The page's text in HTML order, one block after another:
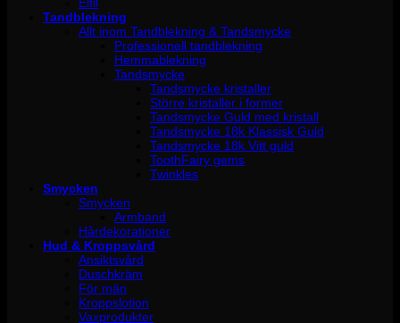
Tandblekning
Allt inom Tandblekning & Tandsmycke
Professionell tandblekning
Hemmablekning
Tandsmycke
Tandsmycke kristaller
Större kristaller i former
Tandsmycke Guld med kristall
Tandsmycke 18k Klassisk Guld
Tandsmycke 18k Vitt guld
ToothFairy gems
Twinkles
Smycken
Smycken
Armband
Hårdekorationer
Hud & Kroppsvård
Ansiktsvård
Duschkräm
För män
Kroppslotion
Vaxprodukter